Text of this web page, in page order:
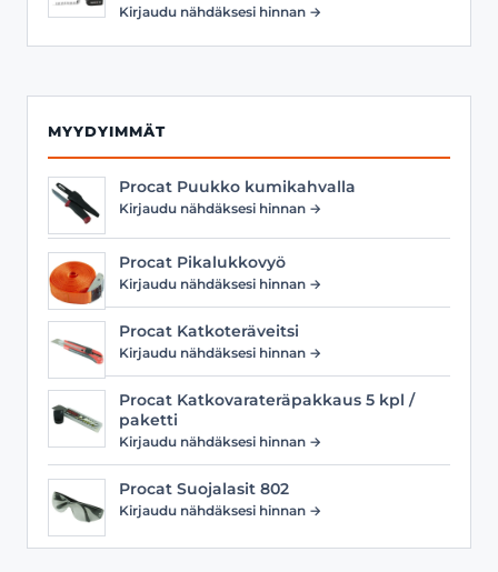
Kirjaudu nähdäksesi hinnan →
MYYDYIMMÄT
Procat Puukko kumikahvalla
Kirjaudu nähdäksesi hinnan →
Procat Pikalukkovyö
Kirjaudu nähdäksesi hinnan →
Procat Katkoteräveitsi
Kirjaudu nähdäksesi hinnan →
Procat Katkovarateräpakkaus 5 kpl /
paketti
Kirjaudu nähdäksesi hinnan →
Procat Suojalasit 802
Kirjaudu nähdäksesi hinnan →